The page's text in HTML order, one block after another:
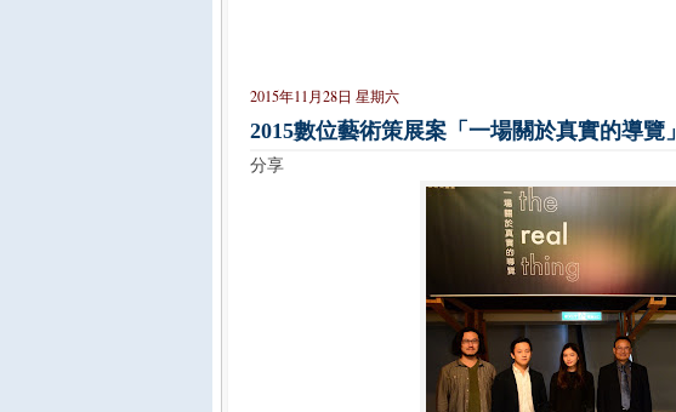
2015年11月28日 星期六
2015數位藝術策展案「一場關於真實的導覽」
分享